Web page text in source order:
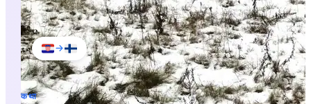
to home
vesi water
katu kadulla
on the street
कथा